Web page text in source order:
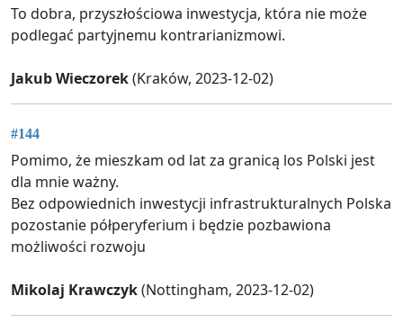
To dobra, przyszłościowa inwestycja, która nie może
podlegać partyjnemu kontrarianizmowi.
Jakub Wieczorek(Kraków, 2023-12-02)
#144
Pomimo, że mieszkam od lat za granicą los Polski jest
dla mnie ważny.
Bez odpowiednich inwestycji infrastrukturalnych Polska
pozostanie półperyferium i będzie pozbawiona
możliwości rozwoju
Mikolaj Krawczyk(Nottingham, 2023-12-02)